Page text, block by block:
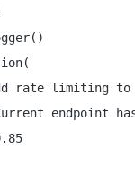
rate limiting to
endpoint